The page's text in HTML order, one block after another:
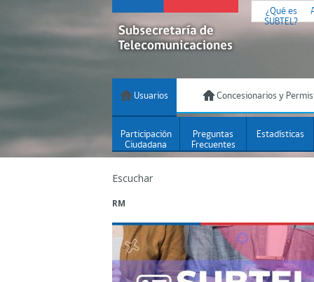
¿Qué es
SUBTEL?
Usuarios Concesionarios y
Participación
Ciudadana
Preguntas
Frecuentes
Estadísticas
Escuchar
RM